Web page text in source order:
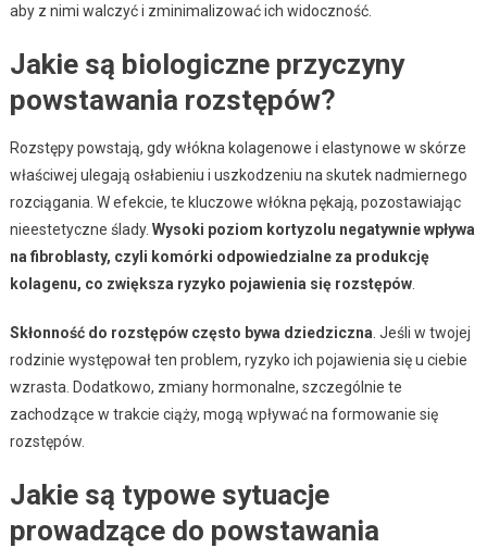
aby z nimi walczyć i zminimalizować ich widoczność.
Jakie są biologiczne przyczyny
powstawania rozstępów?
Rozstępy powstają, gdy włókna kolagenowe i elastynowe w skórze
właściwej ulegają osłabieniu i uszkodzeniu na skutek nadmiernego
rozciągania. W efekcie, te kluczowe włókna pękają, pozostawiając
nieestetyczne ślady. Wysoki poziom kortyzolu negatywnie wpływa
na fibroblasty, czyli komórki odpowiedzialne za produkcję
kolagenu, co zwiększa ryzyko pojawienia się rozstępów.
Skłonność do rozstępów często bywa dziedziczna . Jeśli w twojej
rodzinie występował ten problem, ryzyko ich pojawienia się u ciebie
wzrasta. Dodatkowo, zmiany hormonalne, szczególnie te
zachodzące w trakcie ciąży, mogą wpływać na formowanie się
rozstępów.
Jakie są typowe sytuacje
prowadzące do powstawania